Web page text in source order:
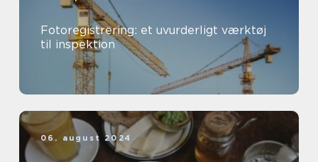
Fotoregistrering: et uvurderligt værktøj
til inspektion
06. august 2024